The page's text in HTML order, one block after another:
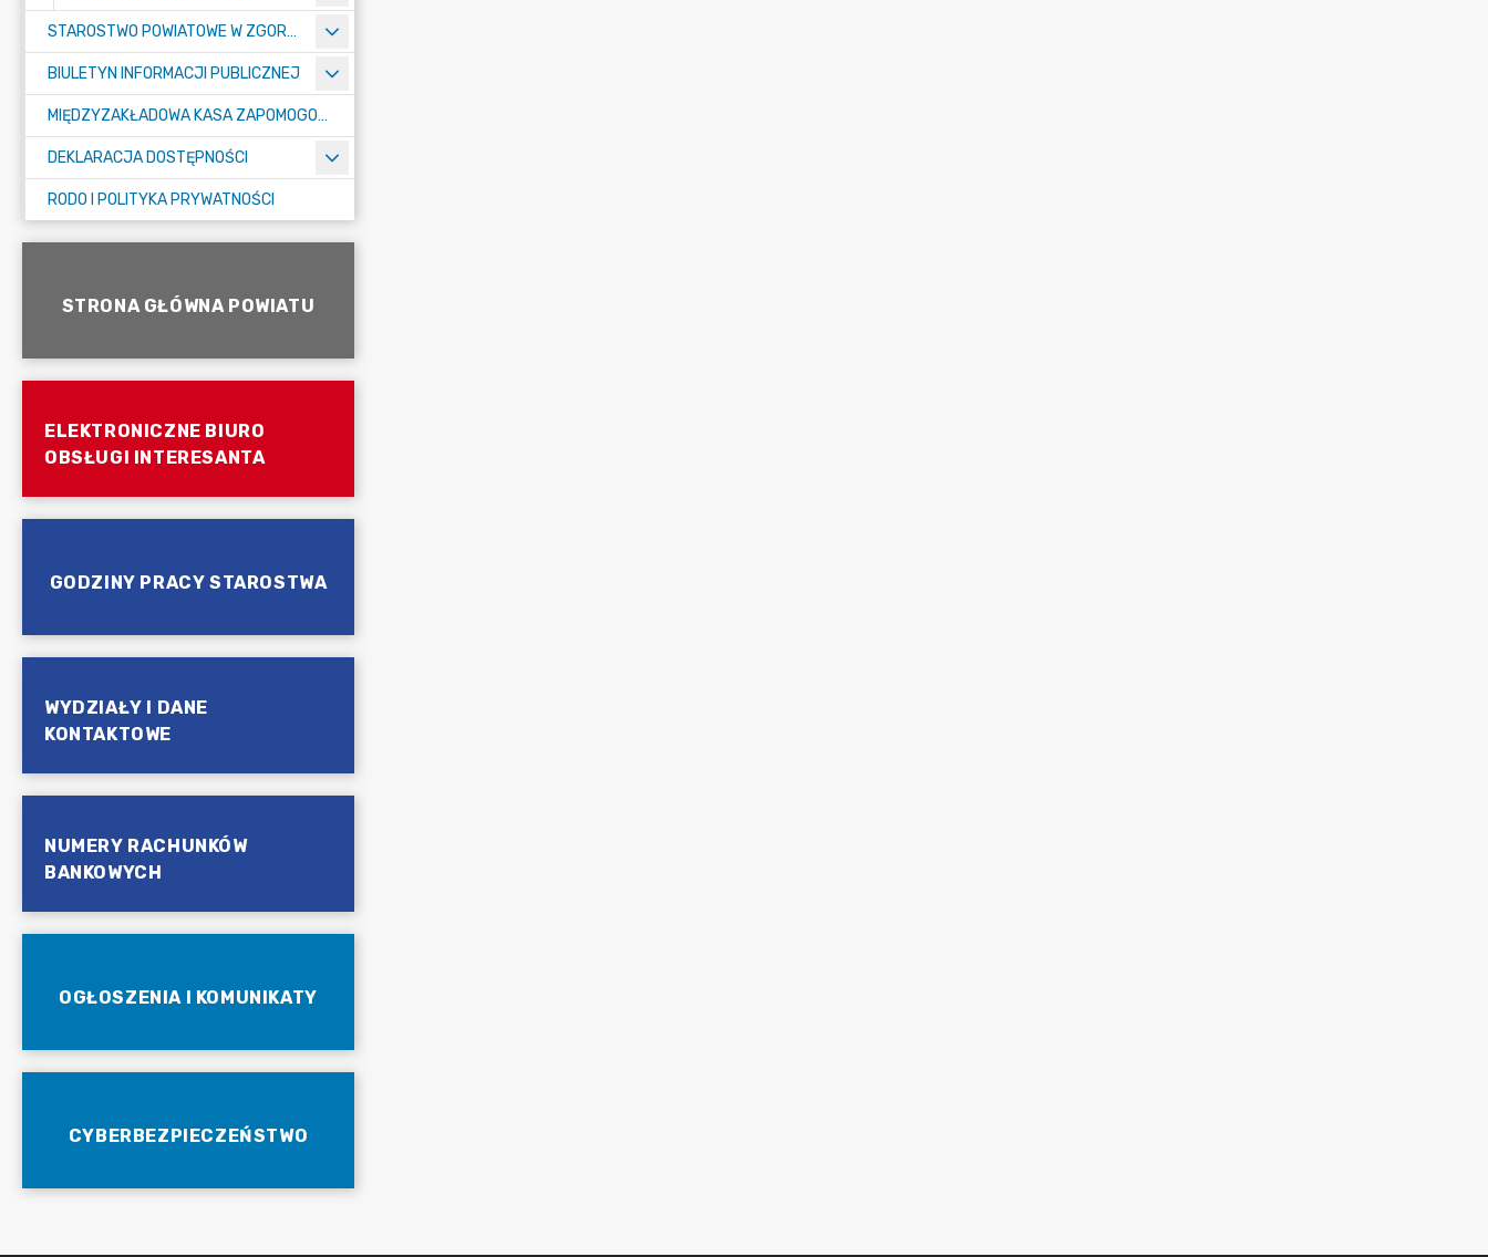
STAROSTWO POWIATOWE W ZGORZELCU
BIULETYN INFORMACJI PUBLICZNEJ
MIĘDZYZAKŁADOWA KASA ZAPOMOGOWO-POŻYCZKOWA
DEKLARACJA DOSTĘPNOŚCI
RODO I POLITYKA PRYWATNOŚCI
STRONA GŁÓWNA POWIATU
ELEKTRONICZNE BIURO
OBSŁUGI INTERESANTA
GODZINY PRACY STAROSTWA
WYDZIAŁY I DANE
KONTAKTOWE
NUMERY RACHUNKÓW
BANKOWYCH
OGŁOSZENIA I KOMUNIKATY
CYBERBEZPIECZEŃSTWO